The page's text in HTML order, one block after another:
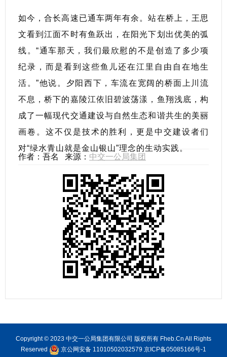
如今，合长高速已通车两年有余。站在桥上，王思
文看到江面不时有鱼跃出，在阳光下划出优美的弧
线。“通车那天，我们最欣慰的不是创造了多少项
纪录，而是看到这些鱼儿还在江里自由自在地生
活。”他说。夕阳西下，车流在宽阔的桥面上川流
不息，桥下的嘉陵江依旧碧波荡漾，鱼翔浅底，构
成了一幅现代交通建设与自然生态和谐共生的美丽
画卷。这不仅是技术的胜利，更是中交建设者们
对“绿水青山就是金山银山”理念的生动实践。
作者：吾名 来源： 中交一公局集团
Copyright © 2023 中交一公局集团有限公司 版权所有 Fheb.Cn All Rights
Reserved
京公网安备 11010502032579 京ICP备05085166号-1